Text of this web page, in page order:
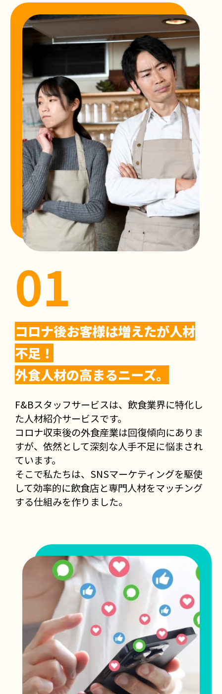
コロナ後お客様は増えたが人材
不足！
外食人材の高まるニーズ。
F&Bスタッフサービスは、飲食業界に特化し
た人材紹介サービスです。
コロナ収束後の外食産業は回復傾向にありま
すが、依然として深刻な人手不足に悩まされ
ています。
そこで私たちは、SNSマーケティングを駆使
して効率的に飲食店と専門人材をマッチング
する仕組みを作りました。